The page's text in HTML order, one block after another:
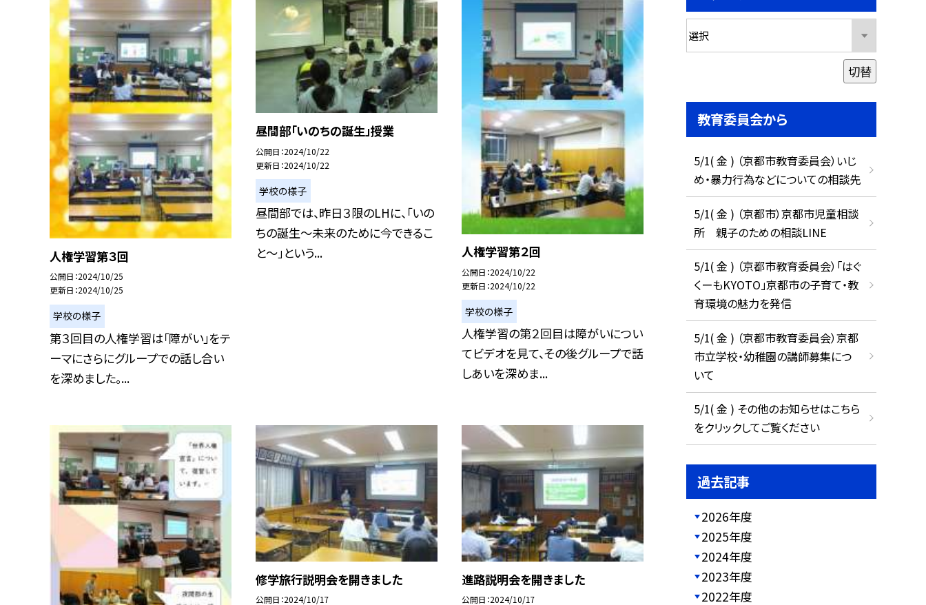
人権学習第３回
公開日 2024/10/25
更新日 2024/10/25
学校の様子
第３回目の人権学習は「障がい」をテ
ーマにさらにグループでの話し合い
を深めました。...
昼間部「いのちの誕生」授業
公開日 2024/10/22
更新日 2024/10/22
学校の様子
昼間部では、昨日３限のLHに、「いの
ちの誕生〜未来のために今できるこ
と〜」という...
人権学習第２回
公開日 2024/10/22
更新日 2024/10/22
学校の様子
人権学習の第２回目は障がいについ
てビデオを見て、その後グループで話
しあいを深めま...
修学旅行説明会を開きました
公開日 2024/10/17
進路説明会を開きました
公開日 2024/10/17
切替
教育委員会から
5/1( 金 ) （京都市教育委員会）いじ
め・暴力行為などについての相談先
5/1( 金 ) （京都市）京都市児童相談
所 親子のための相談LINE
5/1( 金 ) （京都市教育委員会）「はぐ
くーもKYOTO」京都市の子育て・教
育環境の魅力を発信
5/1( 金 ) （京都市教育委員会）京都
市立学校・幼稚園の講師募集につ
いて
5/1( 金 ) その他のお知らせはこちら
をクリックしてご覧ください
過去記事
2026年度
2025年度
2024年度
2023年度
2022年度